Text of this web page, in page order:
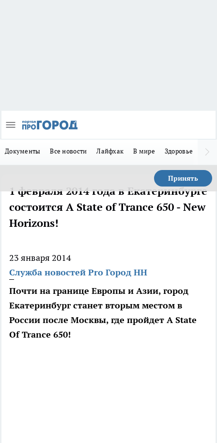
Документы Все новости Лайфхак В мире Здоровье
Принять
1 февраля 2014 года в Екатеринбурге
состоится A State of Trance 650 - New
Horizons!
23 января 2014
Служба новостей Pro Город НН
Почти на границе Европы и Азии, город
Екатеринбург станет вторым местом в
России после Москвы, где пройдет A State
Of Trance 650!